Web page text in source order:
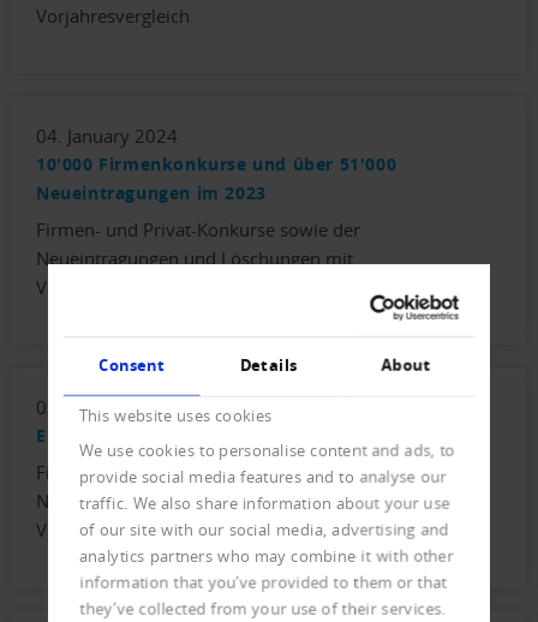
Consent Details About
This website uses cookies
We use cookies to personalise content and ads, to
provide social media features and to analyse our
traffic. We also share information about your use
of our site with our social media, advertising and
analytics partners who may combine it with other
information that you’ve provided to them or that
they’ve collected from your use of their services.
Vorjahresvergleich.
04. January 2024
10'000 Firmenkonkurse und über 51'000
Neueintragungen im 2023
Firmen- und Privat-Konkurse sowie der
Neueintragungen und Löschungen mit
Vorjahresvergleich.
03. October 2023
Erneut 10'000 Firmenkonkurse für 2023 erwartet
Firmen- und Privat-Konkurse sowie der
Neueintragungen und Löschungen mit
Vorjahresvergleich.